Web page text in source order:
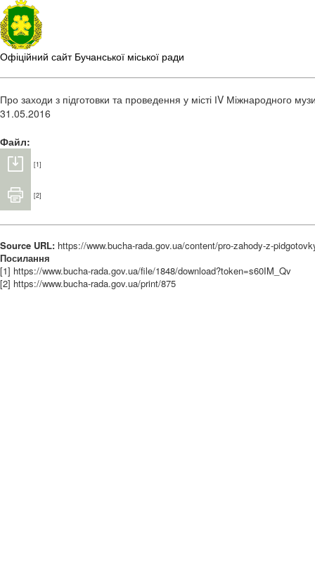
Офіційний сайт Бучанської міської ради
Про заходи з підготовки та проведення у місті ІV Міжнародного
31.05.2016
Файл:
[1]
[2]
Source URL: https://www.bucha-rada.gov.ua/content/pro-zahody-z-
Посилання
[1] https://www.bucha-rada.gov.ua/file/1848/download?token=s60IM_Qv
[2] https://www.bucha-rada.gov.ua/print/875